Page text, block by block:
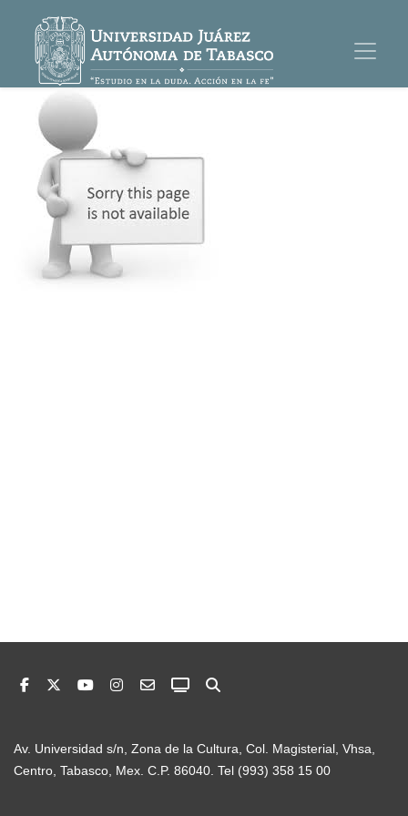
Av. Universidad s/n, Zona de la Cultura, Col. Magisterial, Vhsa,
Centro, Tabasco, Mex. C.P. 86040. Tel (993) 358 15 00